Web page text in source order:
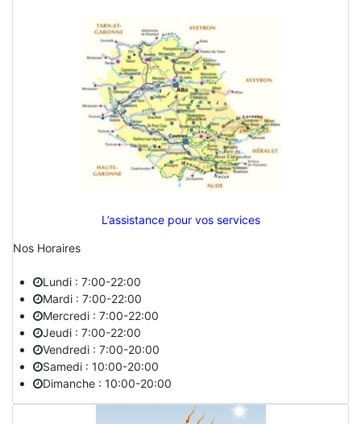
L’assistance pour vos services
Nos Horaires
Lundi : 7:00-22:00
Mardi : 7:00-22:00
Mercredi : 7:00-22:00
Jeudi : 7:00-22:00
Vendredi : 7:00-20:00
Samedi : 10:00-20:00
Dimanche : 10:00-20:00